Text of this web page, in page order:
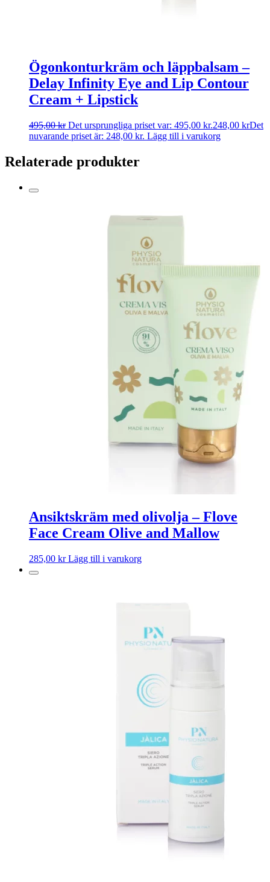
Ögonkonturkräm och läppbalsam –
Delay Infinity Eye and Lip Contour
Cream + Lipstick
495,00kr Det ursprungliga priset var: 495,00 kr.248,00 krDet
nuvarande priset är: 248,00 kr. Lägg till i varukorg
Relaterade produkter
Ansiktskräm med olivolja – Flove
Face Cream Olive and Mallow
285,00 kr Lägg till i varukorg